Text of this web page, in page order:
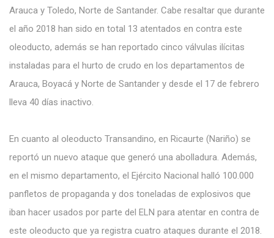
Arauca y Toledo, Norte de Santander. Cabe resaltar que durante
el año 2018 han sido en total 13 atentados en contra este
oleoducto, además se han reportado cinco válvulas ilícitas
instaladas para el hurto de crudo en los departamentos de
Arauca, Boyacá y Norte de Santander y desde el 17 de febrero
lleva 40 días inactivo.
En cuanto al oleoducto Transandino, en Ricaurte (Nariño) se
reportó un nuevo ataque que generó una abolladura. Además,
en el mismo departamento, el Ejército Nacional halló 100.000
panfletos de propaganda y dos toneladas de explosivos que
iban hacer usados por parte del ELN para atentar en contra de
este oleoducto que ya registra cuatro ataques durante el 2018.